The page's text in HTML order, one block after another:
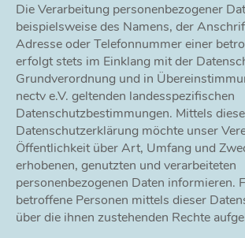
Die Verarbeitung personenbezogener
beispielsweise des Namens, der
Adresse oder Telefonnummer einer
erfolgt stets im Einklang mit der
Grundverordnung und in
nectv e.V. geltenden landesspezifischen
Datenschutzbestimmungen. Mittels
Datenschutzerklärung möchte unser
Öffentlichkeit über Art, Umfang und
erhobenen, genutzten und verarbeiteten
personenbezogenen Daten informieren.
betroffene Personen mittels dieser
über die ihnen zustehenden Rechte